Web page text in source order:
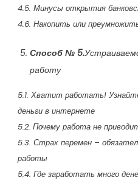
4.5. Минусы открытия
4.6. Накопить или
Способ № 5.
работу
5.1. Хватит работать!
деньги в интернете
5.2. Почему работа не
5.3. Страх перемен –
работы
5.4. Где заработать много